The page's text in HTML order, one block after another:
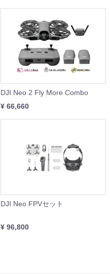
DJI Neo 2 Fly More Combo
¥ 66,660
DJI Neo FPVセット
¥ 96,800